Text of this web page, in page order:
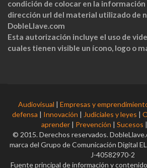
condición de colocar en la
dirección url del material utilizado de
DobleLlave.com
Esta autorización incluye el uso de
cuales tienen visible un ícono, logo o
Audiovisual | Empresas y
defensa | Innovación | Judiciales y leyes |
aprender | Prevención | Sucesos |
© 2015. Derechos reservados.
marca del Grupo de Comunicación Digital
J-40582970-2
Fuente principal de información y